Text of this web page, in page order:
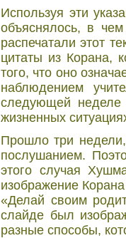
Используя эти
объяснялось, в
распечатали этот
цитаты из Корана,
того, что оно
наблюдением
следующей неделе
жизненных
Прошло три
послушанием.
этого случая
изображение
«Делай своим
слайде был
разные способы,